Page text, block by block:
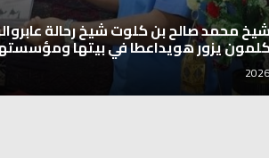
محمد صالح بن كلوت شيخ رحالة
يزور هويداعطا في بيتها